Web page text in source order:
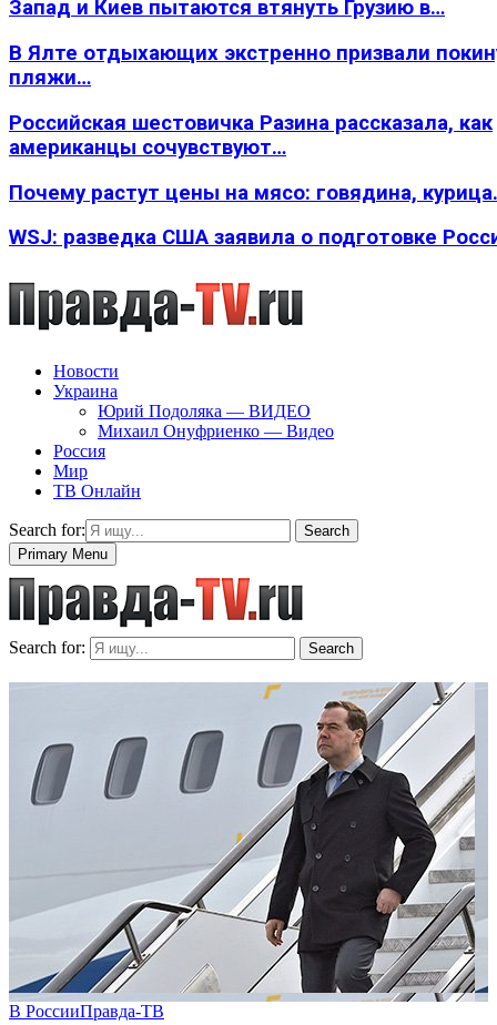
Запад и Киев пытаются втянуть Грузию в…
В Ялте отдыхающих экстренно призвали
пляжи…
Российская шестовичка Разина рассказала, как
американцы сочувствуют…
Почему растут цены на мясо: говядина,
WSJ: разведка США заявила о подготовке
Новости
Украина
Юрий Подоляка — ВИДЕО
Михаил Онуфриенко — Видео
Россия
Мир
ТВ Онлайн
Search for:
Search
Primary Menu
Search for: Search
В РоссииПравда-ТВ